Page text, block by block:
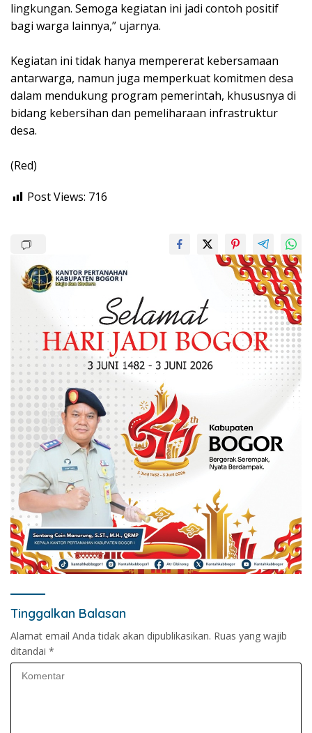
lingkungan. Semoga kegiatan ini jadi contoh positif
bagi warga lainnya,” ujarnya.
Kegiatan ini tidak hanya mempererat kebersamaan
antarwarga, namun juga memperkuat komitmen desa
dalam mendukung program pemerintah, khususnya di
bidang kebersihan dan pemeliharaan infrastruktur
desa.
(Red)
Post Views: 716
Tinggalkan Balasan
Alamat email Anda tidak akan dipublikasikan. Ruas yang wajib
ditandai *